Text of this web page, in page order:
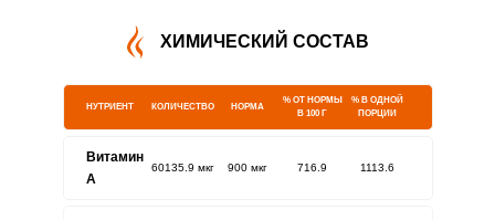
ХИМИЧЕСКИЙ СОСТАВ
НУТРИЕНТ КОЛИЧЕСТВО НОРМА
% ОТ НОРМЫ
В 100 Г
% В ОДНОЙ
ПОРЦИИ
Витамин
A
60135.9 мкг 900 мкг 716.9 1113.6